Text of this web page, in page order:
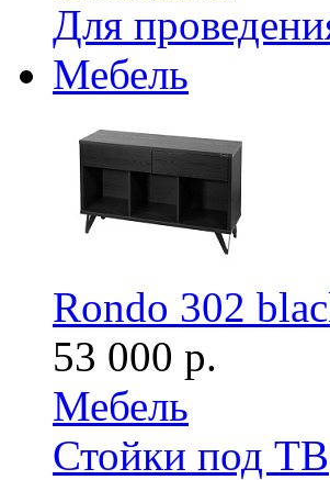
Для
Мебель
Rondo 302
53 000 р.
Мебель
Стойки под ТВ